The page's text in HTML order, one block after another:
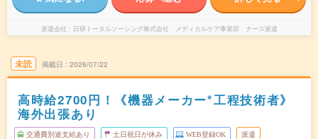
派遣会社 日研トータルソーシング株式会社 メディカルケア事業部 ナース派遣
未読 掲載日 2026/07/22
高時給2700円！《機器メーカー*工程技術者》
海外出張あり
交通費別途支給あり 土日祝日が休み WEB登録OK 派遣